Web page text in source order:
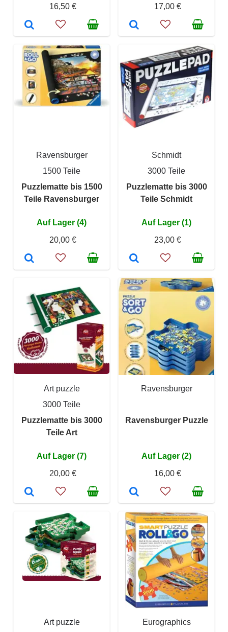
16,50 € 17,00 €
Ravensburger
1500 Teile
Puzzlematte bis 1500
Teile Ravensburger
Auf Lager (4)
20,00 €
Schmidt
3000 Teile
Puzzlematte bis 3000
Teile Schmidt
Auf Lager (1)
23,00 €
Art puzzle
3000 Teile
Puzzlematte bis 3000
Teile Art
Auf Lager (7)
20,00 €
Ravensburger
Ravensburger Puzzle
Auf Lager (2)
16,00 €
Art puzzle
Eurographics